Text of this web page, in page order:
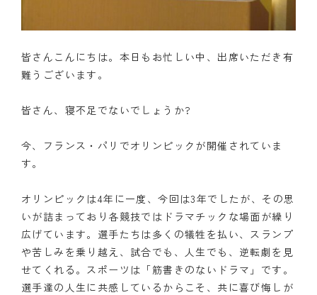
皆さんこんにちは。本日もお忙しい中、出席いただき有
難うございます。
皆さん、寝不足でないでしょうか?
今、フランス・パリでオリンピックが開催されていま
す。
オリンピックは4年に一度、今回は3年でしたが、その思
いが詰まっており各競技ではドラマチックな場面が繰り
広げています。選手たちは多くの犠牲を払い、スランプ
や苦しみを乗り越え、試合でも、人生でも、逆転劇を見
せてくれる。スポーツは「筋書きのないドラマ」です。
選手達の人生に共感しているからこそ、共に喜び悔しが